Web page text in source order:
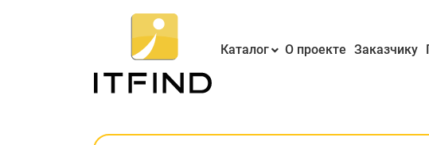
Каталог О проекте Заказчику